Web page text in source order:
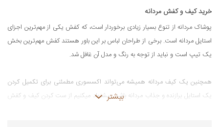
خرید کیف و کفش مردانه
پوشاک مردانه از تنوع بسیار زیادی برخوردار است، که کفش یکی از مهم‌ترین اجزای
استایل مردانه است. برخی از طراحان لباس بر این باور هستند کفش مهم‌ترین بخش
یک تیپ است و نباید از توجه به رنگ و مدل آن غافل شد.
همچنین یک کیف مردانه همیشه می‌تواند اکسسوری مطمئنی برای تکمیل‌ کردن
یک استایل برازنده‌ و جذاب مردانه باشد. پیشنهاد میکنیم از ست کردن کیف و کفش
بیشتر